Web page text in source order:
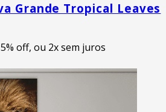
Grande Tropical Leaves
off, ou 2x sem juros